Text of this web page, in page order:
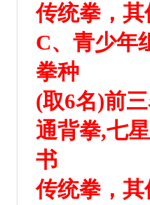
传统拳，
C、青少年
拳种
(取6名)前
通背拳,七
书
传统拳，